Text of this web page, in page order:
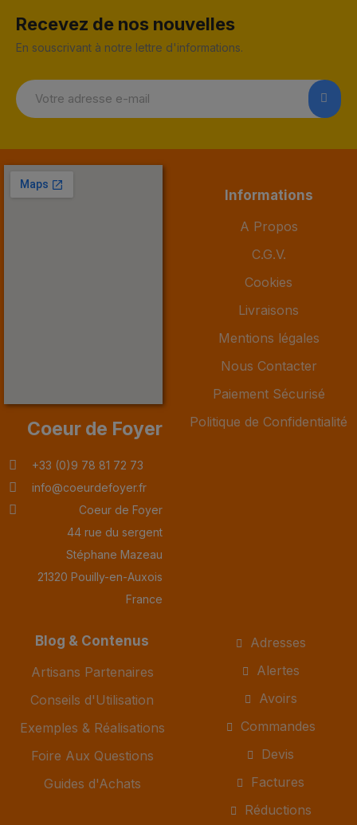
Recevez de nos nouvelles
En souscrivant à notre lettre d'informations.
Coeur de Foyer
+33 (0)9 78 81 72 73
info@coeurdefoyer.fr
Coeur de Foyer
44 rue du sergent
Stéphane Mazeau
21320 Pouilly-en-Auxois
France
Informations
A Propos
C.G.V.
Cookies
Livraisons
Mentions légales
Nous Contacter
Paiement Sécurisé
Politique de Confidentialité
Blog & Contenus
Artisans Partenaires
Conseils d'Utilisation
Exemples & Réalisations
Foire Aux Questions
Guides d'Achats
Adresses
Alertes
Avoirs
Commandes
Devis
Factures
Réductions